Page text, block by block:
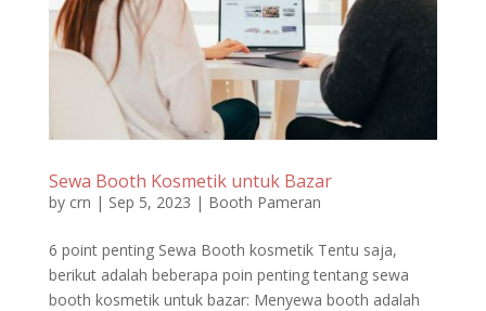
Sewa Booth Kosmetik untuk Bazar
by crn | Sep 5, 2023 | Booth Pameran
6 point penting Sewa Booth kosmetik Tentu saja,
berikut adalah beberapa poin penting tentang sewa
booth kosmetik untuk bazar: Menyewa booth adalah